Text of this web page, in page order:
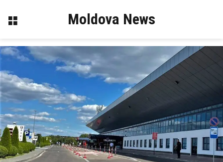
Menu Moldova News